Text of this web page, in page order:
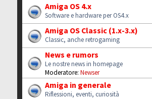
Amiga OS 4.x
Software e hardware per OS4.x
Amiga OS Classic (1.x-3.x)
Classic, anche retrogaming
News e rumors
Le nostre news in homepage
Moderatore: Newser
Amiga in generale
Riflessioni, eventi, curiosità